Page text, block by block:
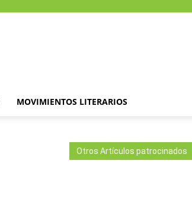
MOVIMIENTOS LITERARIOS
Otros Artículos patrocinados